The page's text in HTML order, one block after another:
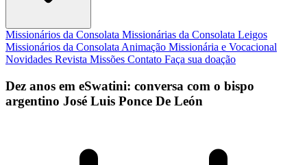
Missionários da Consolata Missionárias da Consolata Leigos
Missionários da Consolata Animação Missionária e Vocacional
Novidades Revista Missões Contato Faça sua doação
Dez anos em eSwatini: conversa com o bispo
argentino José Luis Ponce De León